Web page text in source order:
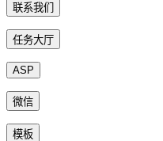
联系我们
任务大厅
ASP
微信
模板